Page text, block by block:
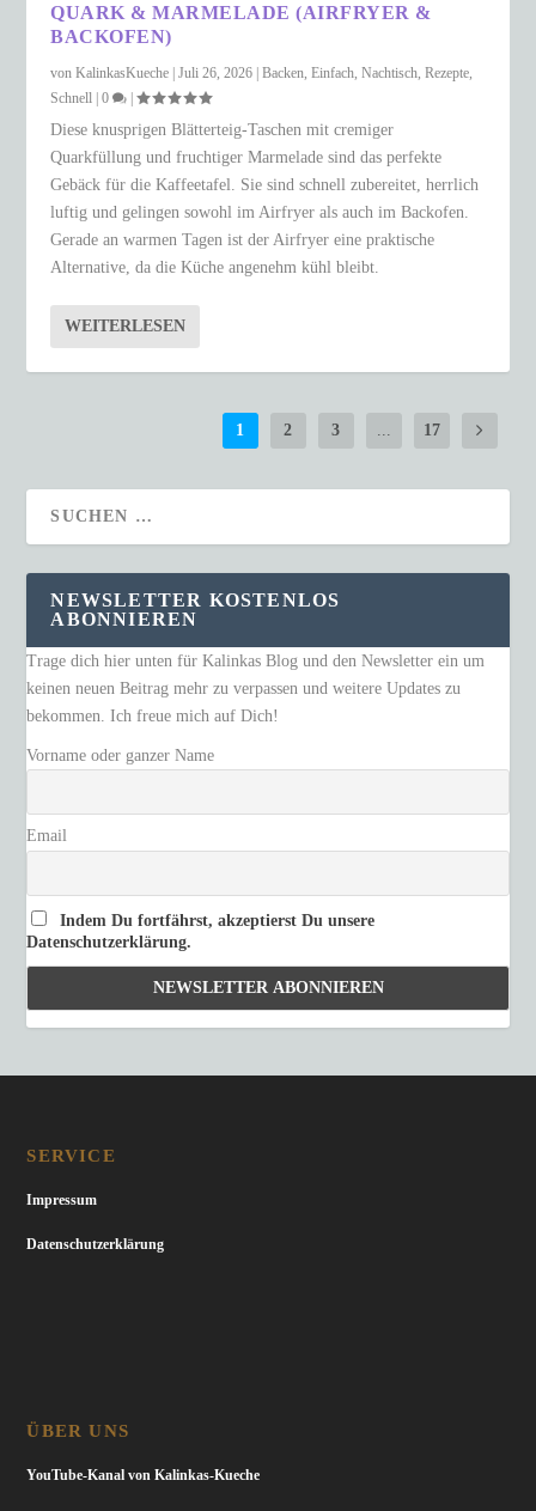
QUARK & MARMELADE (AIRFRYER &
BACKOFEN)
vonKalinkasKueche |Juli 26, 2026 |Backen ,Einfach ,Nachtisch ,Rezepte
Schnell |0 |
Diese knusprigen Blätterteig-Taschen mit cremiger
Quarkfüllung und fruchtiger Marmelade sind das perfekte
Gebäck für die Kaffeetafel. Sie sind schnell zubereitet, herrlich
luftig und gelingen sowohl im Airfryer als auch im Backofen.
Gerade an warmen Tagen ist der Airfryer eine praktische
Alternative, da die Küche angenehm kühl bleibt.
WEITERLESEN
1 2 3 17
NEWSLETTER KOSTENLOS
ABONNIEREN
Trage dich hier unten für Kalinkas Blog und den Newsletter ein um
keinen neuen Beitrag mehr zu verpassen und weitere Updates zu
bekommen. Ich freue mich auf Dich!
Vorname oder ganzer Name
Email
Indem Du fortfährst, akzeptierst Du unsere
Datenschutzerklärung.
SERVICE
Impressum
Datenschutzerklärung
ÜBER UNS
YouTube-Kanal von Kalinkas-Kueche